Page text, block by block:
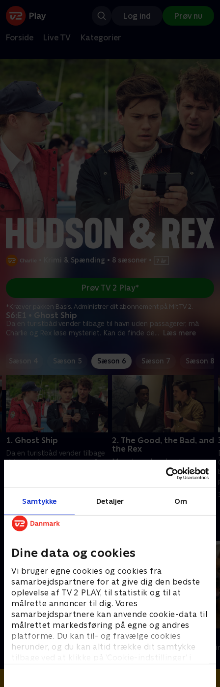
Samtykke Detaljer Om
Dine data og cookies
Vi bruger egne cookies og cookies fra
samarbejdspartnere for at give dig den bedste
oplevelse af TV 2 PLAY, til statistik og til at
målrette annoncer til dig. Vores
samarbejdspartnere kan anvende cookie-data til
målrettet markedsføring på egne og andres
platforme. Du kan til- og fravælge cookies
herunder, og du kan altid trække dit samtykke
tilbage ved at klikke på ’Cookie-indstillinger’ i
Log ind Prøv nu
Forside Live TV Kategorier
Krimi & Spænding • 8 sæsoner •
S6:E1 • Ghost Ship
Da en turistbåd vender tilbage til havn uden passagerer, må
Charlie og Rex løse mysteriet. Kan de finde de... Læs mere
Prøv TV 2 Play*
*Kræver pakken Basis. Administrer dit abonnement på Mit TV 2.
Sæson 4 Sæson 5 Sæson 6 Sæson 7 Sæson 8
1. Ghost Ship
Da en turistbåd vender tilbage
til havn uden passagerer, må
turister i tide?
2. The Good, the Bad, and
the Rex
Mens to væbnede røvere
hærger St. John’s, prøver
Charlie og Rex at stoppe dem
ved at afsløre sandheden bag
røverierne.
30. juli 2024 • 41 min
Andre så også
Mord på Mallorca
Krimi & Spænding • 2 sæsoner
Kommissær
Krimi &